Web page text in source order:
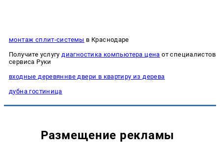
монтаж сплит-системы в Краснодаре
Получите услугу диагностика компьютера цена от специалистов
сервиса Руки
входные деревяннве двери в квартиру из дерева
дубна гостиница
Размещение рекламы